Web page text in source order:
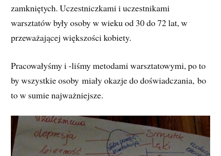
zamkniętych. Uczestniczkami i uczestnikami
warsztatów były osoby w wieku od 30 do 72 lat, w
przeważającej większości kobiety.
Pracowałyśmy i -liśmy metodami warsztatowymi, po to
by wszystkie osoby miały okazje do doświadczania, bo
to w sumie najważniejsze.